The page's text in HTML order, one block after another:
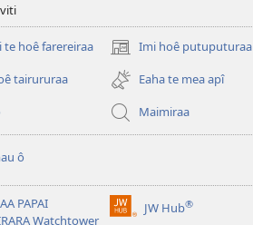
te hoê farereiraa Imi hoê putuputuraa
(opens
new
window)
tairururaa
Eaha te mea apî
Maimiraa
ô
PAPAI
Watchtower
JW Hub®
(opens